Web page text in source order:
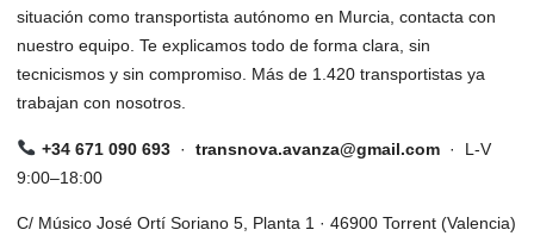
situación como transportista autónomo en Murcia, contacta con
nuestro equipo. Te explicamos todo de forma clara, sin
tecnicismos y sin compromiso. Más de 1.420 transportistas ya
trabajan con nosotros.
+34 671 090 693· transnova.avanza@gmail.com· L-V
9:00–18:00
C/ Músico José Ortí Soriano 5, Planta 1 · 46900 Torrent (Valencia)